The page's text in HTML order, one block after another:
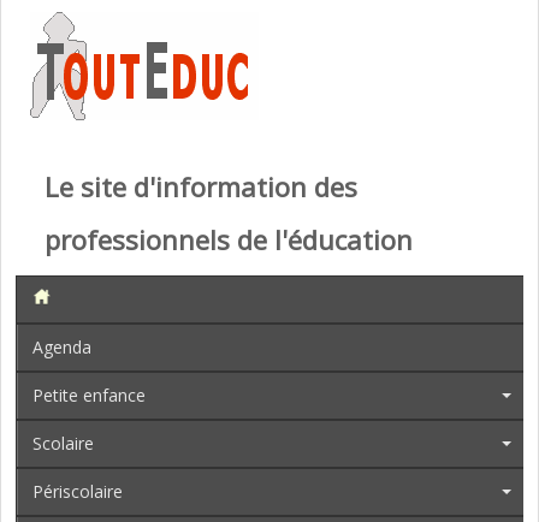
Le site d'information des
professionnels de l'éducation
Agenda
Petite enfance
Scolaire
Périscolaire